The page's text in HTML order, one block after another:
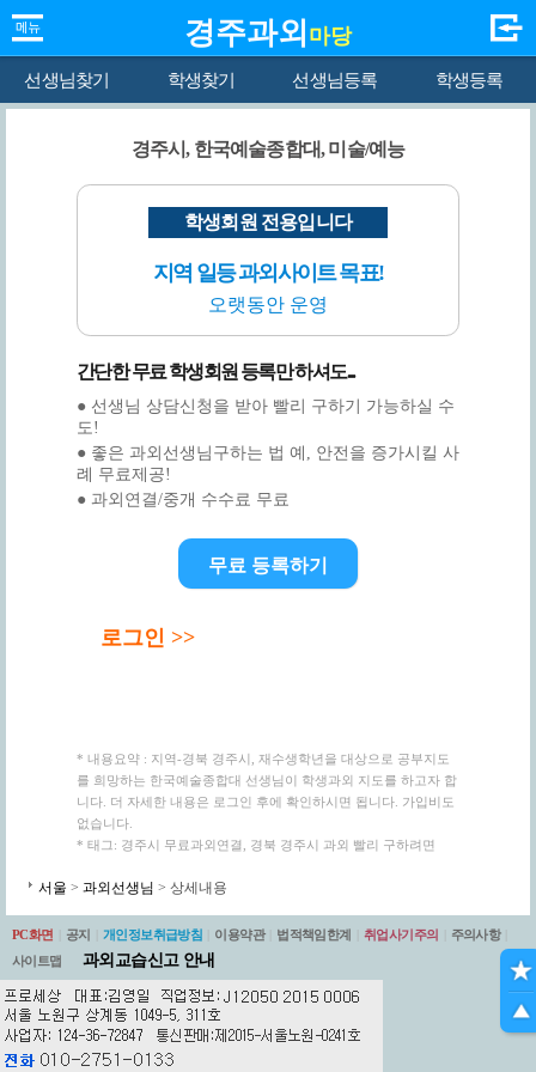
경주과외 마당
선생님찾기 학생찾기 선생님등록 학생등록
경주시, 한국예술종합대, 미술/예능
학생회원 전용입니다
지역 일등 과외사이트 목표!
오랫동안 운영
간단한 무료 학생회원 등록만 하셔도...
● 선생님 상담신청을 받아 빨리 구하기 가능하실 수
도!
● 좋은 과외선생님구하는 법 예, 안전을 증가시킬 사
례 무료제공!
● 과외연결/중개 수수료 무료
무료 등록하기
로그인 >>
* 내용요약 : 지역-경북 경주시, 재수생학년을 대상으로 공부지도
를 희망하는 한국예술종합대 선생님이 학생과외 지도를 하고자 합
니다. 더 자세한 내용은 로그인 후에 확인하시면 됩니다. 가입비도
없습니다.
* 태그: 경주시 무료과외연결, 경북 경주시 과외 빨리 구하려면
서울 > 과외선생님 > 상세내용
PC화면 공지 개인정보취급방침 이용약관 법적책임한계 취업사기주의 주의사항
사이트맵
과외교습신고 안내